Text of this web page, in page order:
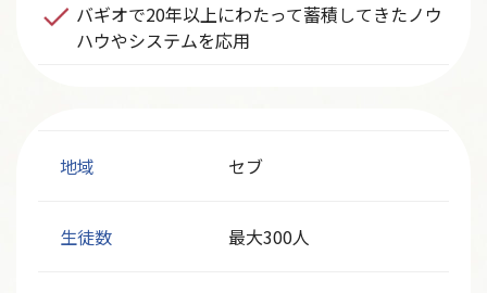
バギオで20年以上にわたって蓄積してきたノウ
ハウやシステムを応用
地域 セブ
生徒数 最大300人